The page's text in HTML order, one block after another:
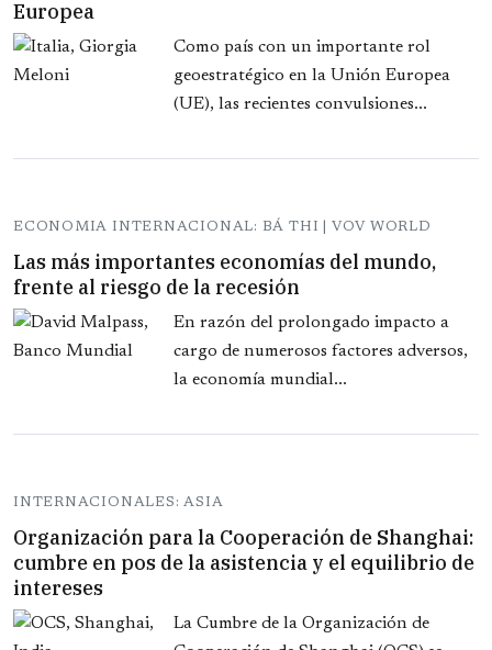
Europea
Como país con un importante rol
geoestratégico en la Unión Europea
(UE), las recientes convulsiones...
ECONOMIA INTERNACIONAL: BÁ THI | VOV WORLD
Las más importantes economías del mundo,
frente al riesgo de la recesión
En razón del prolongado impacto a
cargo de numerosos factores adversos,
la economía mundial...
INTERNACIONALES: ASIA
Organización para la Cooperación de Shanghai:
cumbre en pos de la asistencia y el equilibrio de
intereses
La Cumbre de la Organización de